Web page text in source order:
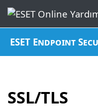
ESET Endpoint
SSL/TLS